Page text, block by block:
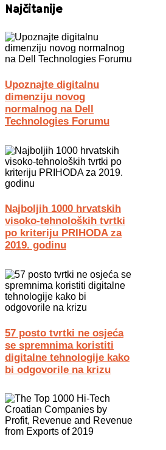
Najčitanije
Upoznajte digitalnu
dimenziju novog
normalnog na Dell
Technologies Forumu
Najboljih 1000 hrvatskih
visoko-tehnoloških tvrtki
po kriteriju PRIHODA za
2019. godinu
57 posto tvrtki ne osjeća
se spremnima koristiti
digitalne tehnologije kako
bi odgovorile na krizu